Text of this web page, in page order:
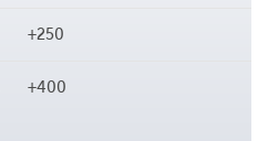
+250
+400